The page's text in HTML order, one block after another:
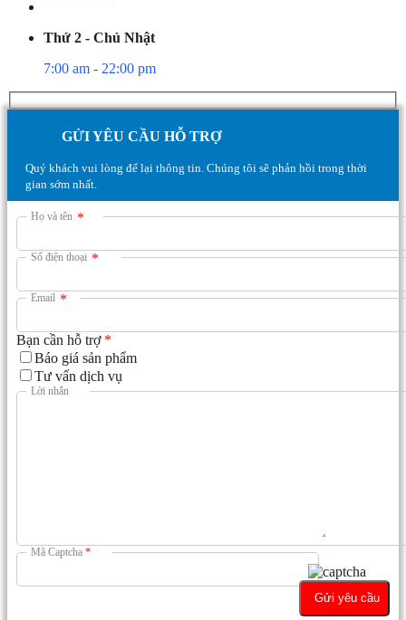
Thứ 2 - Chủ Nhật
7:00 am - 22:00 pm
GỬI YÊU CẦU HỖ TRỢ
Quý khách vui lòng để lại thông tin. Chúng tôi sẽ phản hồi trong thời
gian sớm nhất.
Họ và tên *
Số điện thoại *
Email *
Bạn cần hỗ trợ *
Báo giá sản phẩm
Tư vấn dịch vụ
Lời nhắn
Mã Captcha *